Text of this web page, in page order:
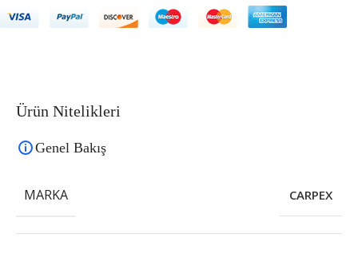
Ürün Nitelikleri
Genel Bakış
MARKA CARPEX